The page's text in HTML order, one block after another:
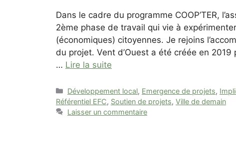
Dans le cadre du programme COOP’TER,
2ème phase de travail qui vie à
(économiques) citoyennes. Je rejoins
du projet. Vent d’Ouest a été créée en
… Lire la suite
Catégories
Développement local, Emergence de projets,
Référentiel EFC, Soutien de projets, Ville de demain
Laisser un commentaire